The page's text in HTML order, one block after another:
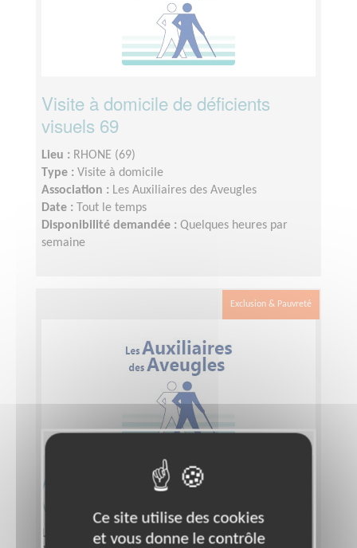
Visite à domicile de déficients
visuels 69
Lieu : RHONE (69)
Type : Visite à domicile
Association : Les Auxiliaires des Aveugles
Date :
Tout le temps
Disponibilité demandée : Quelques heures par
semaine
Exclusion & Pauvreté
Accompagnement de déficients
visuels 69
Lieu :
RHONE (69)
Ce site utilise des cookies
et vous donne le contrôle